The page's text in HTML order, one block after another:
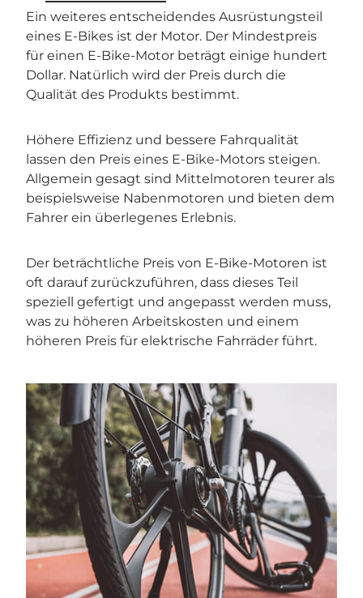
Ein weiteres entscheidendes Ausrüstungsteil
eines E-Bikes ist der Motor. Der Mindestpreis
für einen E-Bike-Motor beträgt einige hundert
Dollar. Natürlich wird der Preis durch die
Qualität des Produkts bestimmt.
Höhere Effizienz und bessere Fahrqualität
lassen den Preis eines E-Bike-Motors steigen.
Allgemein gesagt sind Mittelmotoren teurer als
beispielsweise Nabenmotoren und bieten dem
Fahrer ein überlegenes Erlebnis.
Der beträchtliche Preis von E-Bike-Motoren ist
oft darauf zurückzuführen, dass dieses Teil
speziell gefertigt und angepasst werden muss,
was zu höheren Arbeitskosten und einem
höheren Preis für elektrische Fahrräder führt.